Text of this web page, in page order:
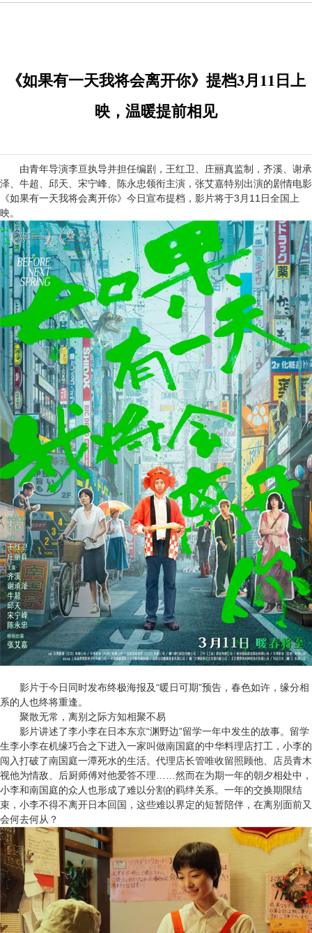
《如果有一天我将会离开你》提档3月11日上
映，温暖提前相见
由青年导演李亘执导并担任编剧，王红卫、庄丽真监制，齐溪、谢承
泽、牛超、邱天、宋宁峰、陈永忠领衔主演，张艾嘉特别出演的剧情电影
《如果有一天我将会离开你》今日宣布提档，影片将于3月11日全国上
映。
影片于今日同时发布终极海报及“暖日可期”预告，春色如许，缘分相
系的人也终将重逢。
聚散无常，离别之际方知相聚不易
影片讲述了李小李在日本东京“渊野边”留学一年中发生的故事。留学
生李小李在机缘巧合之下进入一家叫做南国庭的中华料理店打工，小李的
闯入打破了南国庭一潭死水的生活。代理店长管唯收留照顾他、店员青木
视他为情敌、后厨师傅对他爱答不理……然而在为期一年的朝夕相处中，
小李和南国庭的众人也形成了难以分割的羁绊关系。一年的交换期限结
束，小李不得不离开日本回国，这些难以界定的短暂陪伴，在离别面前又
会何去何从？